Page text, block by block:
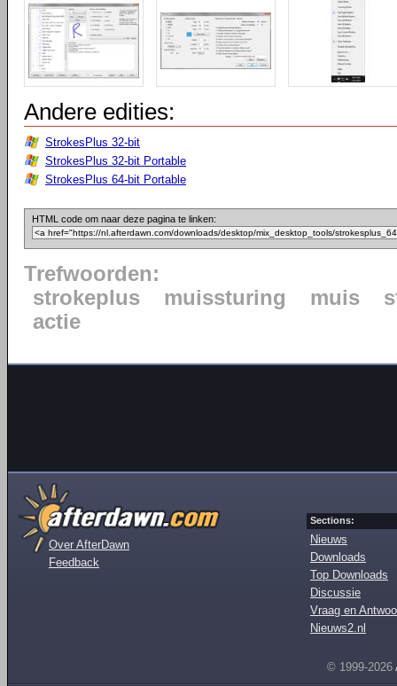
Andere edities:
StrokesPlus 32-bit
StrokesPlus 32-bit Portable
StrokesPlus 64-bit Portable
HTML code om naar deze pagina te linken:
Trefwoorden:
strokeplus
muissturing muis
actie
Over AfterDawn
Feedback
Sections:
Nieuws
Downloads
Top Downloads
Discussie
Vraag en
Nieuws2.nl
© 1999-2026